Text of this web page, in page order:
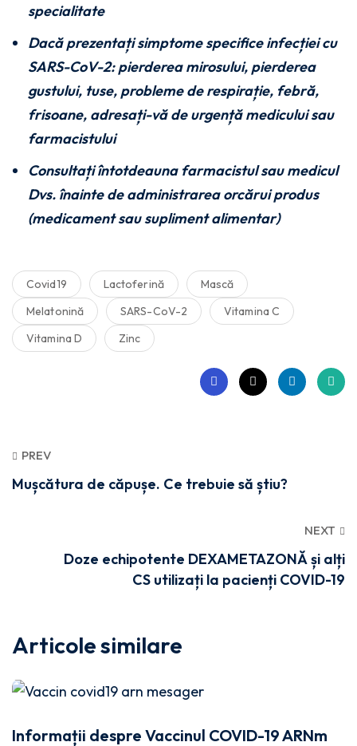
specialitate
Dacă prezentați simptome specifice infecției cu
SARS-CoV-2: pierderea mirosului, pierderea
gustului, tuse, probleme de respirație, febră,
frisoane, adresați-vă de urgență medicului sau
farmacistului
Consultați întotdeauna farmacistul sau medicul
Dvs. înainte de administrarea orcărui produs
(medicament sau supliment alimentar)
Covid19 Lactoferină
Mască
Melatonină
SARS-CoV-2
Vitamina C
Vitamina D
Zinc
PREV
Mușcătura de căpușe. Ce trebuie să știu?
NEXT
Doze echipotente DEXAMETAZONĂ și alți
CS utilizați la pacienți COVID-19
Articole similare
Informații despre Vaccinul COVID-19 ARNm